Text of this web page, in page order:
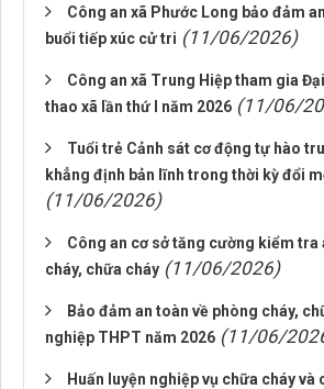
Công an xã Phước Long bảo đảm
buổi tiếp xúc cử tri (11/06/2026)
Công an xã Trung Hiệp tham gia
thao xã lần thứ I năm 2026 (11/06/
Tuổi trẻ Cảnh sát cơ động tự hào
khẳng định bản lĩnh trong thời kỳ đổi
(11/06/2026)
Công an cơ sở tăng cường kiểm tra
cháy, chữa cháy (11/06/2026)
Bảo đảm an toàn về phòng cháy,
nghiệp THPT năm 2026 (11/06/
Huấn luyện nghiệp vụ chữa cháy và